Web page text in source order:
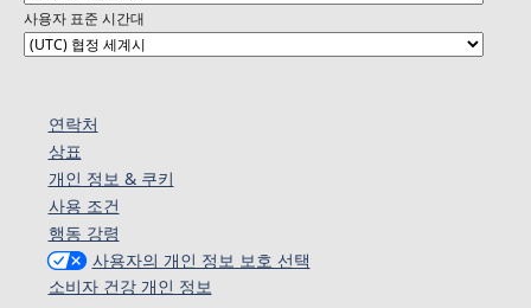
사용자 표준 시간대
연락처
상표
개인 정보 & 쿠키
사용 조건
행동 강령
사용자의 개인 정보 보호 선택
소비자 건강 개인 정보